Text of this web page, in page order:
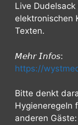
Live
elektronischen
Texten.
𝘔𝘦𝘩𝘳 𝘐𝘯𝘧𝘰𝘴:
https://
Bitte denkt
Hygieneregeln
anderen